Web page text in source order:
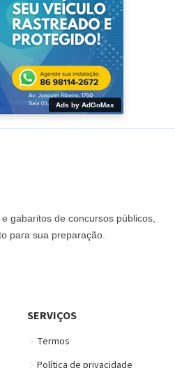
Ads by AdGoMax
gabaritos de concursos públicos,
para sua preparação.
SERVIÇOS
Termos
Política de privacidade